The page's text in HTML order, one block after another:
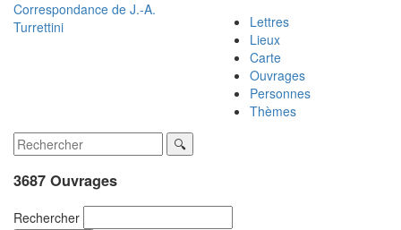
Correspondance de J.-A.
Turrettini
Lettres
Lieux
Carte
Ouvrages
Personnes
Thèmes
3687 Ouvrages
Rechercher